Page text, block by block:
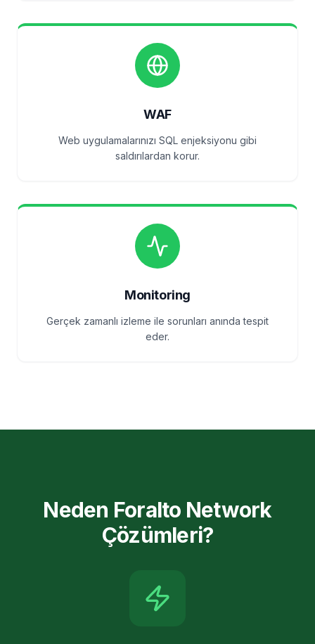
WAF
Web uygulamalarınızı SQL enjeksiyonu gibi
saldırılardan korur.
Monitoring
Gerçek zamanlı izleme ile sorunları anında tespit
eder.
Neden Foralto Network
Çözümleri?